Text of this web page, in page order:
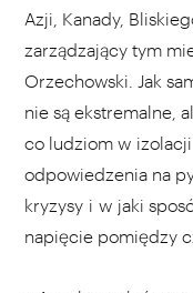
Azji, Kanady,
zarządzający tym
Orzechowski. Jak
nie są ekstremalne,
co ludziom w
odpowiedzenia na
kryzysy i w jaki
napięcie pomiędzy